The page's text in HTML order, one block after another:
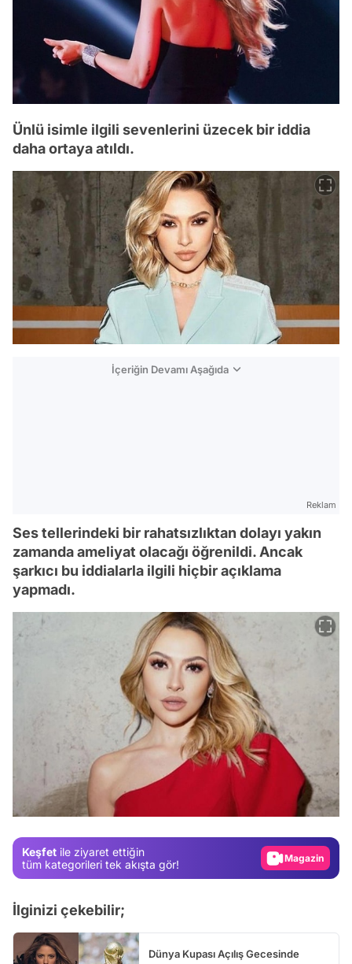
Ünlü isimle ilgili sevenlerini üzecek bir iddia
daha ortaya atıldı.
İçeriğin Devamı Aşağıda
Reklam
Ses tellerindeki bir rahatsızlıktan dolayı yakın
zamanda ameliyat olacağı öğrenildi. Ancak
şarkıcı bu iddialarla ilgili hiçbir açıklama
yapmadı.
Keşfet ile ziyaret ettiğin
tüm kategorileri tek akışta gör!
Gündem
Video
İlginizi çekebilir;
Dünya Kupası Açılış Gecesinde